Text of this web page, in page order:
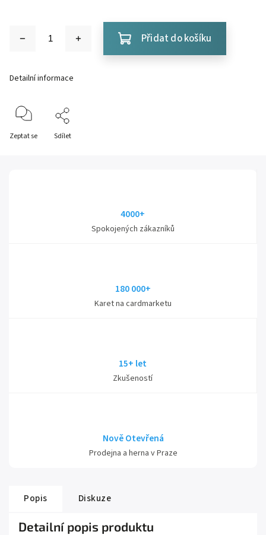
Přidat do košíku
Detailní informace
Zeptat se Sdílet
4000+
Spokojených zákazníků
180 000+
Karet na cardmarketu
15+ let
Zkušeností
Nově Otevřená
Prodejna a herna v Praze
Popis Diskuze
Detailní popis produktu